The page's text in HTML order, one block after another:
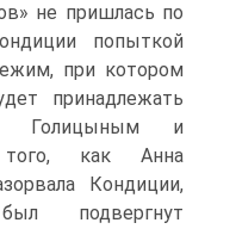
не пришлась по
попыткой
при котором
принадлежать
Голицыным и
как Анна
Кондиции,
подвергнут